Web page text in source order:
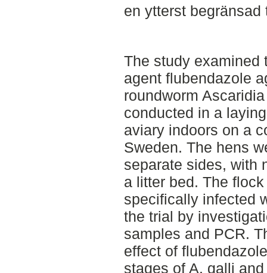
en ytterst begränsad
The study examined
agent flubendazole
roundworm
conducted in a
aviary indoors on a
Sweden. The hens
separate sides, with
a litter bed. The
specifically infected
the trial by
samples and PCR.
effect of
stages of A. galli